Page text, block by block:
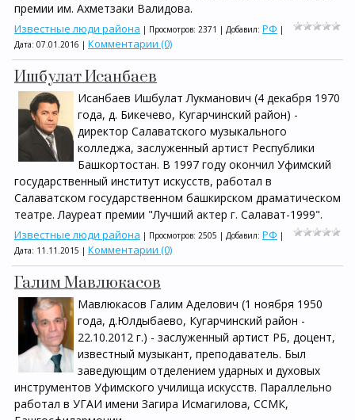
премии им. Ахметзаки Валидова.
Известные люди района | Просмотров: 2371 | Добавил: РФ |
Дата: 07.01.2016 | Комментарии (0)
Ишбулат Исанбаев
Исанбаев Ишбулат Лукманович (4 декабря 1970
года, д. Бикечево, Кугарчинский район) -
директор Салаватского музыкального
колледжа, заслуженный артист Республики
Башкортостан. В 1997 году окончил Уфимский
государственный институт искусств, работал в
Салаватском государственном башкирском драматическом
театре. Лауреат премии "Лучший актер г. Салават-1999".
Известные люди района | Просмотров: 2505 | Добавил: РФ |
Дата: 11.11.2015 | Комментарии (0)
Галим Мавлюкасов
Мавлюкасов Галим Аделович (1 ноября 1950
года, д.Юлдыбаево, Кугарчинский район -
22.10.2012 г.) - заслуженный артист РБ, доцент,
известный музыкант, преподаватель. Был
заведующим отделением ударных и духовых
инструментов Уфимского училища искусств. Параллельно
работал в УГАИ имени Загира Исмагилова, ССМК,